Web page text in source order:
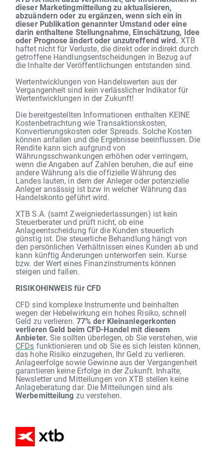
dieser Marketingmitteilung zu aktualisieren,
abzuändern oder zu ergänzen, wenn sich ein in
dieser Publikation genannter Umstand oder eine
darin enthaltene Stellungnahme, Einschätzung, Idee
oder Prognose ändert oder unzutreffend wird. XTB
haftet nicht für Verluste, die direkt oder indirekt durch
getroffene Handlungsentscheidungen in Bezug auf
die Inhalte der Veröffentlichungen entstanden sind.
Wertentwicklungen von Handelswerten aus der
Vergangenheit sind kein verlässlicher Indikator für
Wertentwicklungen in der Zukunft!
Die bereitgestellten Informationen enthalten KEINE
Kostenbetrachtung wie Transaktionskosten,
Konvertierungskosten oder Spreads. Solche Kosten
können anfallen und die Ergebnisse beeinflussen. Die
Rendite kann sich aufgrund von
Währungsschwankungen erhöhen oder verringern,
wenn die Angaben auf Zahlen beruhen, die auf eine
andere Währung als die offizielle Währung des
Landes lauten, in dem der Anleger oder potenzielle
Anleger ansässig ist bzw in welcher Währung das
Handelskonto geführt wird.
XTB S.A. (samt Zweigniederlassungen) ist kein
Steuerberater und prüft nicht, ob eine
Anlageentscheidung für die Kunden steuerlich
günstig ist. Die steuerliche Behandlung hängt von
den persönlichen Verhältnissen eines Kunden ab und
kann künftig Änderungen unterworfen sein. Kurse
bzw. der Wert eines Finanzinstruments können
steigen und fallen.
RISIKOHINWEIS für CFD
CFD sind komplexe Instrumente und beinhalten
wegen der Hebelwirkung ein hohes Risiko, schnell
Geld zu verlieren. 77% der Kleinanlegerkonten
verlieren Geld beim CFD-Handel mit diesem
Anbieter. Sie sollten überlegen, ob Sie verstehen, wie
CFDs funktionieren und ob Sie es sich leisten können,
das hohe Risiko einzugehen, Ihr Geld zu verlieren.
Anlageerfolge sowie Gewinne aus der Vergangenheit
garantieren keine Erfolge in der Zukunft. Inhalte,
Newsletter und Mitteilungen von XTB stellen keine
Anlageberatung dar. Die Mitteilungen sind als
Werbemitteilung zu verstehen.